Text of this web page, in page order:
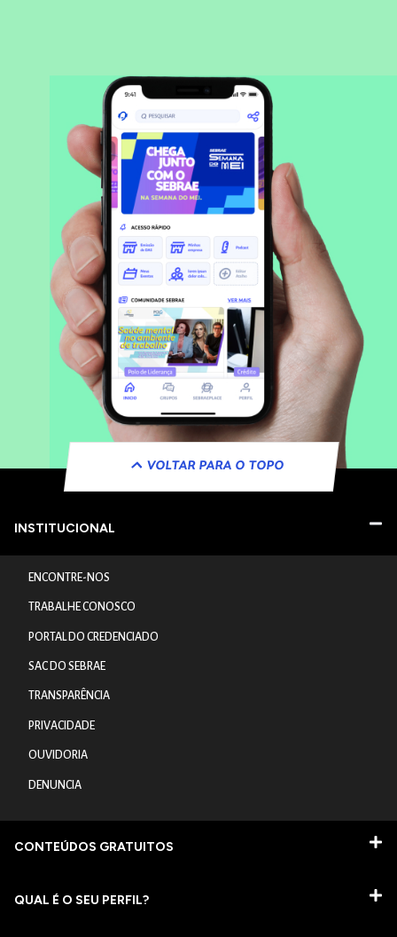
VOLTAR PARA O TOPO
INSTITUCIONAL
ENCONTRE-NOS
TRABALHE CONOSCO
PORTAL DO CREDENCIADO
SAC DO SEBRAE
TRANSPARÊNCIA
PRIVACIDADE
OUVIDORIA
DENUNCIA
CONTEÚDOS GRATUITOS
QUAL É O SEU PERFIL?